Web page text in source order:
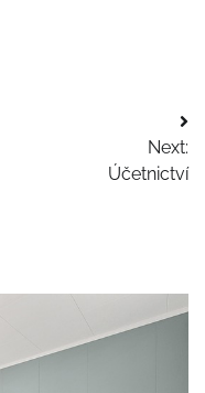
Next:
Účetnictví